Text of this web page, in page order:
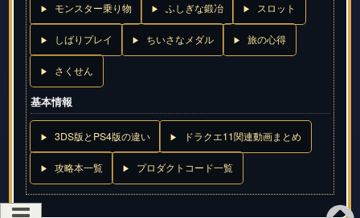
モンスター乗り物 ふしぎな鍛冶 スロット
しばりプレイ ちいさなメダル 旅の心得
さくせん
基本情報
3DS版とPS4版の違い ドラクエ11関連動画まとめ
攻略本一覧 プロダクトコード一覧